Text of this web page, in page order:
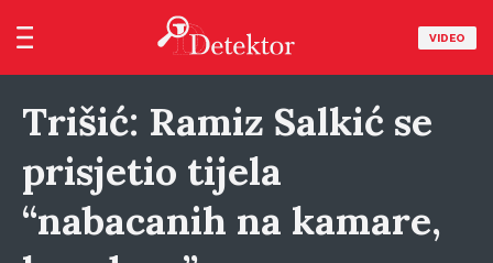
VIDEO
Trišić: Ramiz Salkić se
prisjetio tijela
“nabacanih na kamare,